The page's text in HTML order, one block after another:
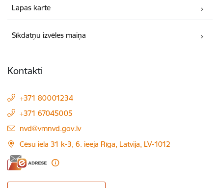
Lapas karte
Sīkdatņu izvēles maiņa
Kontakti
+371 80001234
+371 67045005
E-pasts:
nvd@vmnvd.gov.lv
Cēsu iela 31 k-3, 6. ieeja Rīga, Latvija, LV-1012